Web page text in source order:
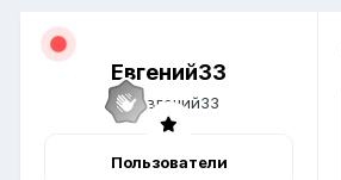
Евгений33
Пользователи